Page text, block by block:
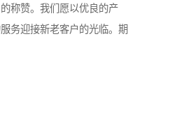
称赞。我们愿以优良的产
务迎接新老客户的光临。期